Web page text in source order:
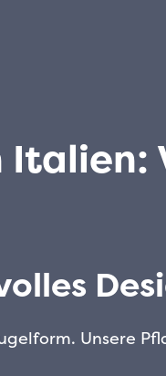
Italien:
Unsere